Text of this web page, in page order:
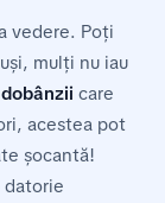
vedere. Poți
mulți nu iau
care
acestea pot
șocantă!
datorie